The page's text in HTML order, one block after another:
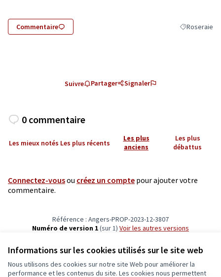
Informations sur les cookies utilisés sur le site web
Nous utilisons des cookies sur notre site Web pour améliorer la
performance et les contenus du site. Les cookies nous permettent
Commentaire Filtrer les
Roseraie
Suivre Partager Signaler
0 commentaire
Les mieux notés Les plus récents
Les plus
anciens
Les plus
débattus
Connectez-vousou créez un compte pour ajouter votre
commentaire.
Référence : Angers-PROP-2023-12-3807
Numéro de version 1(sur 1)
voir les autres versions
Conditions d'utilisation
Paramètres des cookies